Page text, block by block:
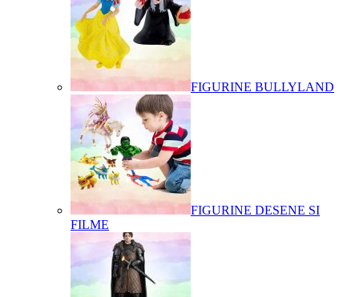
FIGURINE BULLYLAND
FIGURINE DESENE SI
FILME